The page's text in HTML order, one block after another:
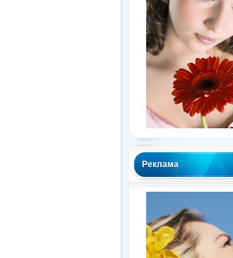
Реклама